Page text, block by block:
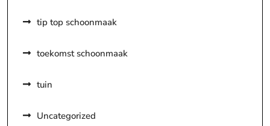
tip top schoonmaak
toekomst schoonmaak
tuin
Uncategorized